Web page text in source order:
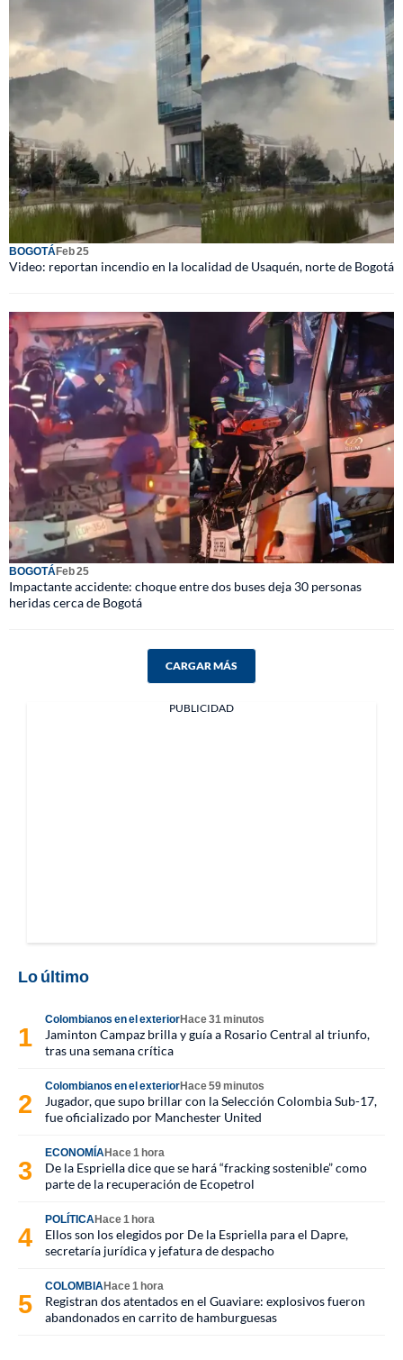
BOGOTÁFeb 25
Video: reportan incendio en la localidad de Usaquén, norte de Bogotá
BOGOTÁFeb 25
Impactante accidente: choque entre dos buses deja 30 personas
heridas cerca de Bogotá
CARGAR MÁS
PUBLICIDAD
Lo último
Colombianos en el exteriorHace 31 minutos
Jaminton Campaz brilla y guía a Rosario Central al triunfo,
tras una semana crítica
Colombianos en el exteriorHace 59 minutos
Jugador, que supo brillar con la Selección Colombia Sub-17,
fue oficializado por Manchester United
ECONOMÍAHace 1 hora
De la Espriella dice que se hará “fracking sostenible” como
parte de la recuperación de Ecopetrol
POLÍTICAHace 1 hora
Ellos son los elegidos por De la Espriella para el Dapre,
secretaría jurídica y jefatura de despacho
COLOMBIAHace 1 hora
Registran dos atentados en el Guaviare: explosivos fueron
abandonados en carrito de hamburguesas